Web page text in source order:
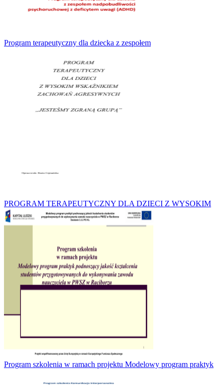
Program terapeutyczny dla dziecka z zespołem
PROGRAM TERAPEUTYCZNY DLA DZIECI Z WYSOKIM
Program szkolenia w ramach projektu Modelowy program praktyk